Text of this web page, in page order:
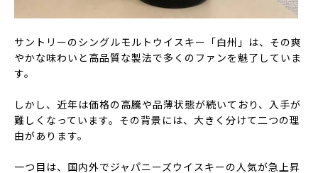
サントリーのシングルモルトウイスキー「白州」は、その爽
やかな味わいと高品質な製法で多くのファンを魅了していま
す。
しかし、近年は価格の高騰や品薄状態が続いており、入手が
難しくなっています。その背景には、大きく分けて二つの理
由があります。
一つ目は、国内外でジャパニーズウイスキーの人気が急上昇